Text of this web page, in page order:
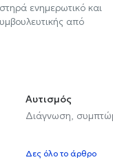
ενημερωτικό και
από
Αυτισμός
Διάγνωση,
Δες όλο το άρθρο